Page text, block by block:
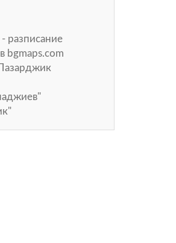
разписание
bgmaps.com